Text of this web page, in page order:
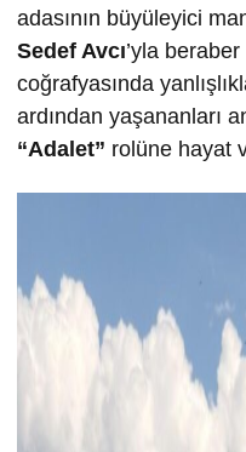
adasının büyüleyici
Sedef Avcı’yla
coğrafyasında
ardından yaşananları
“Adalet” rolüne hayat